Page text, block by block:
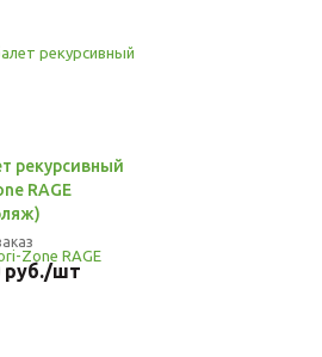
рекурсивный
RAGE
руб./шт